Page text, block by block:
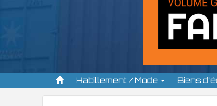
Habillement / Mode Biens